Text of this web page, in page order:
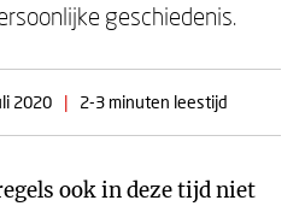
geschiedenis.
2020 | 2-3 minuten leestijd
ook in deze tijd niet